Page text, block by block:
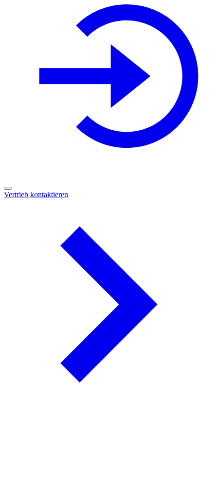
Vertrieb kontaktieren